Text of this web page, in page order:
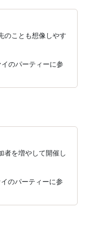
のことも想像しやす
のパーティーに参
者を増やして開催し
のパーティーに参